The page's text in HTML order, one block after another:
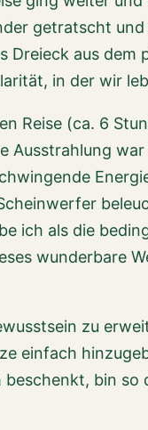
getratscht
Dreieck aus
in der wir
Reise (ca. 6
Ausstrahlung
ich als die
wunderbare
zu
einfach
bin